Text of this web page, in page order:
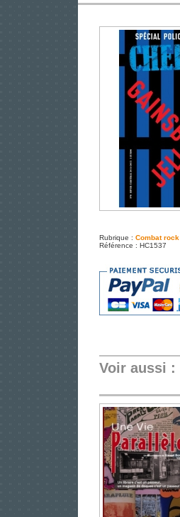
Rubrique : Combat rock
Référence : HC1537
Voir aussi :